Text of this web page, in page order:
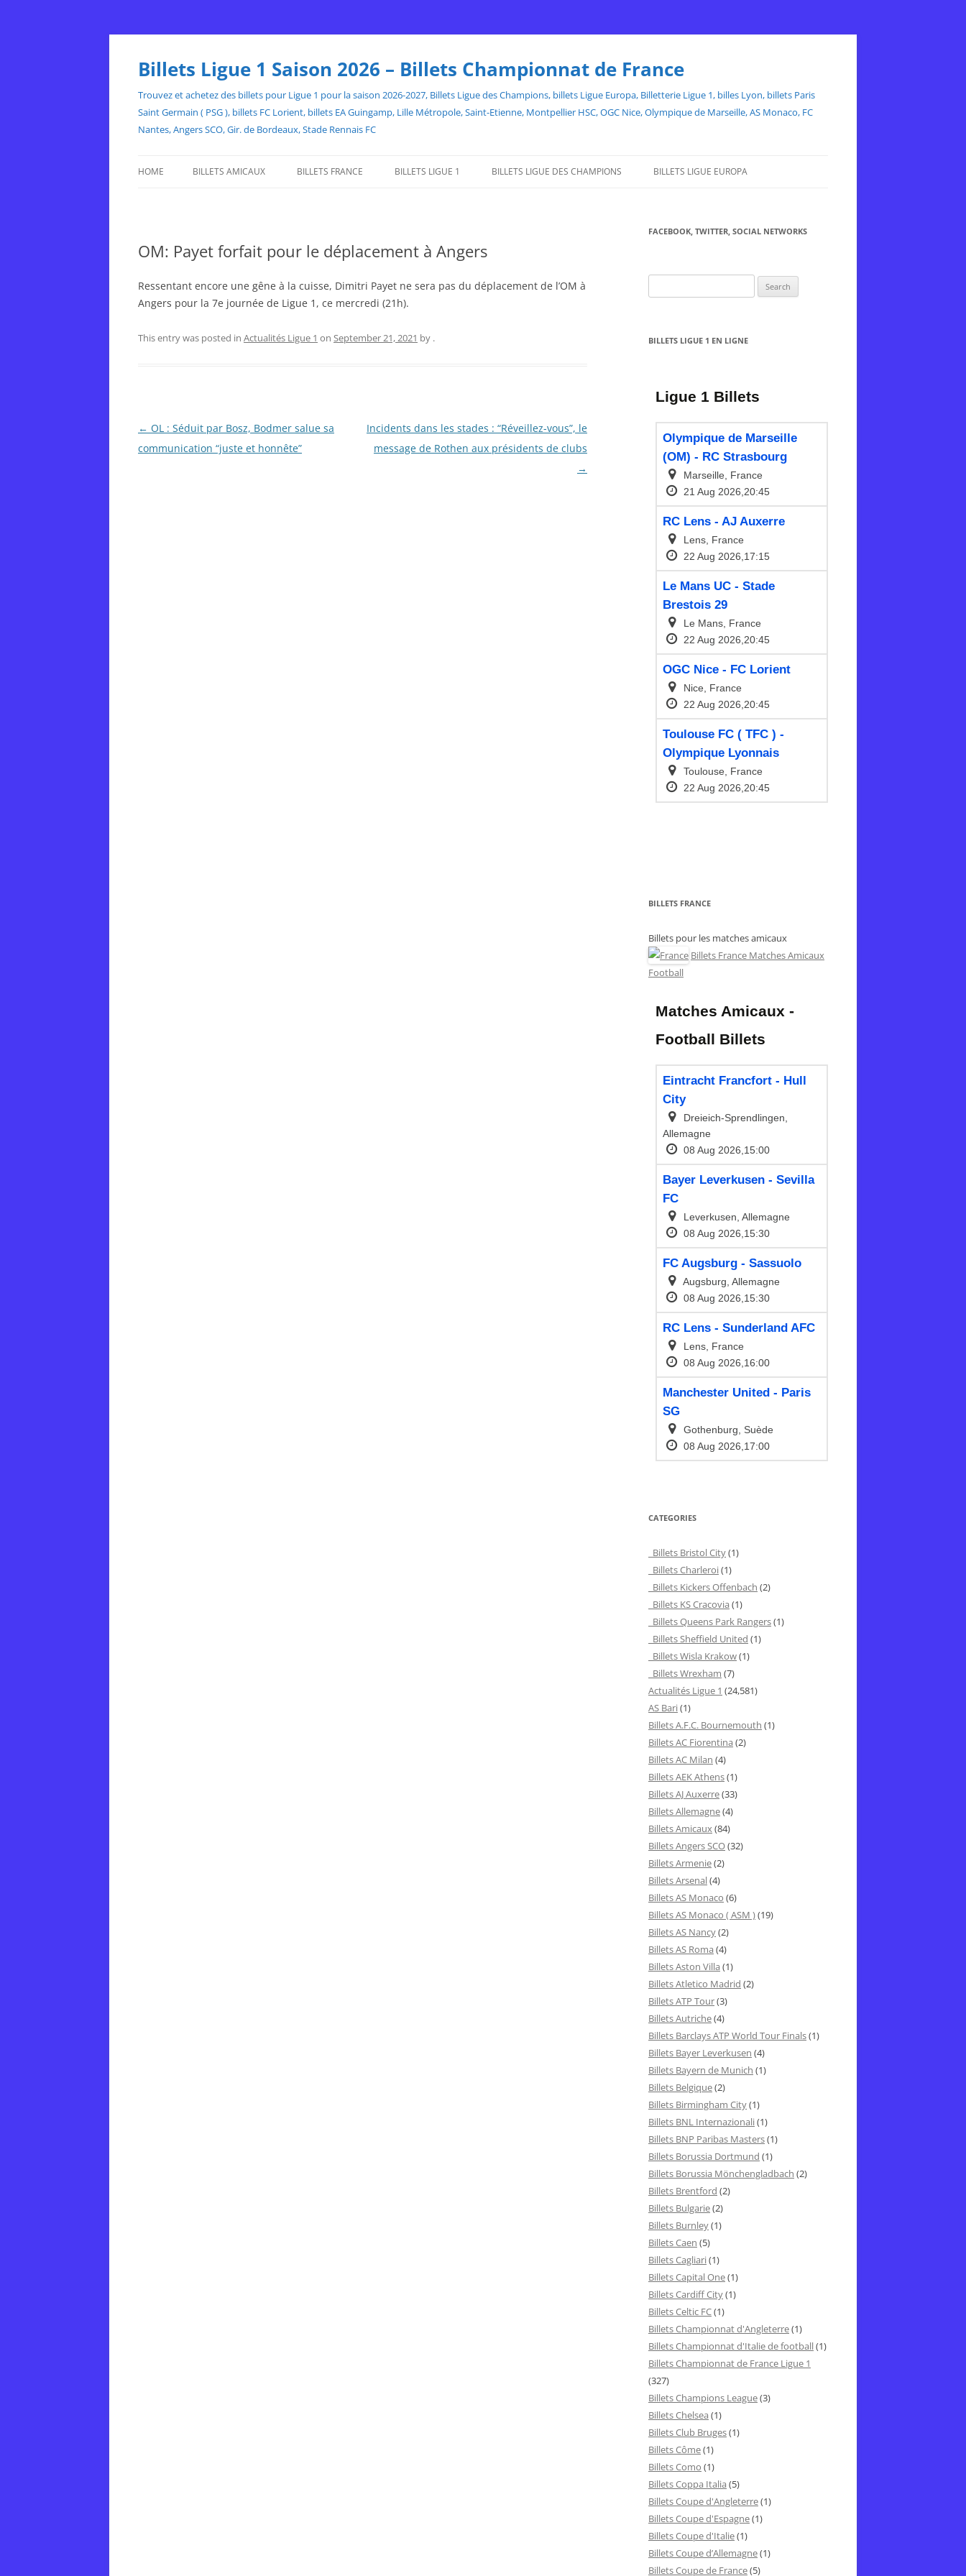
Skip
content
Billets Ligue 1 Saison 2026 – Billets Championnat de France
Trouvez et achetez des billets pour Ligue 1 pour la saison 2026-2027, Billets Ligue des Champions, billets Ligue Europa, Billetterie Ligue 1, billes Lyon, billets Paris
Saint Germain ( PSG ), billets FC Lorient, billets EA Guingamp, Lille Métropole, Saint-Etienne, Montpellier HSC, OGC Nice, Olympique de Marseille, AS Monaco, FC
Nantes, Angers SCO, Gir. de Bordeaux, Stade Rennais FC
HOME BILLETS AMICAUX BILLETS FRANCE BILLETS LIGUE 1 BILLETS LIGUE DES CHAMPIONS BILLETS LIGUE EUROPA
OM: Payet forfait pour le déplacement à Angers
Ressentant encore une gêne à la cuisse, Dimitri Payet ne sera pas du déplacement de l’OM à
Angers pour la 7e journée de Ligue 1, ce mercredi (21h).
This entry was posted in Actualités Ligue 1 on September 21, 2021 by .
Post
navigation
← OL : Séduit par Bosz, Bodmer salue sa
communication “juste et honnête”
Incidents dans les stades : “Réveillez-vous”, le
message de Rothen aux présidents de clubs
→
FACEBOOK, TWITTER, SOCIAL NETWORKS
for:
BILLETS LIGUE 1 EN LIGNE
BILLETS FRANCE
Billets pour les matches amicaux
Billets France Matches Amicaux
Football
CATEGORIES
Billets Bristol City(1)
Billets Charleroi(1)
Billets Kickers Offenbach (2)
Billets KS Cracovia (1)
Billets Queens Park Rangers(1)
Billets Sheffield United (1)
Billets Wisla Krakow(1)
Billets Wrexham (7)
Actualités Ligue 1 (24,581)
AS Bari(1)
Billets A.F.C. Bournemouth (1)
Billets AC Fiorentina (2)
Billets AC Milan (4)
Billets AEK Athens(1)
Billets AJ Auxerre(33)
Billets Allemagne(4)
Billets Amicaux(84)
Billets Angers SCO(32)
Billets Armenie(2)
Billets Arsenal(4)
Billets AS Monaco (6)
Billets AS Monaco ( ASM )(19)
Billets AS Nancy(2)
Billets AS Roma (4)
Billets Aston Villa (1)
Billets Atletico Madrid (2)
Billets ATP Tour(3)
Billets Autriche(4)
Billets Barclays ATP World Tour Finals(1)
Billets Bayer Leverkusen (4)
Billets Bayern de Munich (1)
Billets Belgique(2)
Billets Birmingham City(1)
Billets BNL Internazionali(1)
Billets BNP Paribas Masters(1)
Billets Borussia Dortmund (1)
Billets Borussia Mönchengladbach (2)
Billets Brentford (2)
Billets Bulgarie(2)
Billets Burnley(1)
Billets Caen (5)
Billets Cagliari(1)
Billets Capital One(1)
Billets Cardiff City(1)
Billets Celtic FC(1)
Billets Championnat d'Angleterre(1)
Billets Championnat d'Italie de football(1)
Billets Championnat de France Ligue 1
(327)
Billets Champions League(3)
Billets Chelsea (1)
Billets Club Bruges(1)
Billets Côme(1)
Billets Como (1)
Billets Coppa Italia (5)
Billets Coupe d'Angleterre(1)
Billets Coupe d'Espagne(1)
Billets Coupe d'Italie(1)
Billets Coupe d’Allemagne(1)
Billets Coupe de France(5)